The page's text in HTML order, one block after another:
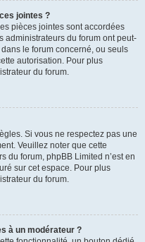
jointes ?
pièces jointes sont accordées
administrateurs du forum ont peut-
le forum concerné, ou seuls
autorisation. Pour plus
du forum.
Si vous ne respectez pas une
Veuillez noter que cette
du forum, phpBB Limited n’est en
sur cet espace. Pour plus
du forum.
à un modérateur ?